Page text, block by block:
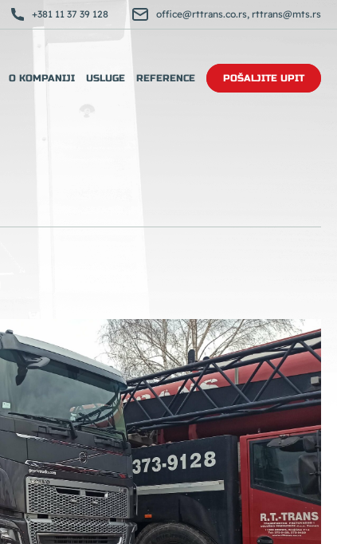
+381 11 37 39 128 office@rttrans.co.rs, rttrans@mts.rs
O KOMPANIJI USLUGE REFERENCE POŠALJITE UPIT